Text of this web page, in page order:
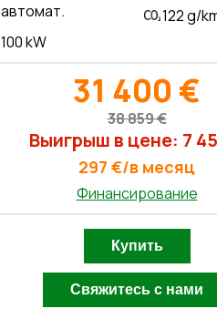
автомат.
100 kW
122 g/
31 400 €
38 859 €
Выигрыш в цене: 7
297 €/в месяц
Финансирование